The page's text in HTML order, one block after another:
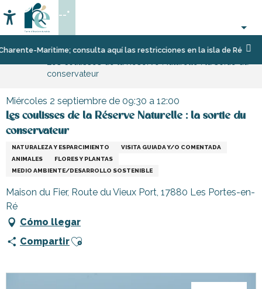
au
contenu
principalMaritime; consulta aquí las restricciones en la isla de Ré
Accessibilité
Buscar
--°
Página Web
Organización
Ocio
Eventos
conservateur
Miércoles 2 septiembre de 09:30 a 12:00
Les coulisses de la Réserve Naturelle : la sortie du
conservateur
NATURALEZA Y ESPARCIMIENTO
VISITA GUIADA Y/O COMENTADA
ANIMALES
FLORES Y PLANTAS
MEDIO AMBIENTE/DESARROLLO SOSTENIBLE
Maison du Fier, Route du Vieux Port, 17880 Les Portes-en-
Ré
Cómo llegar
CompartirAjouter aux favoris